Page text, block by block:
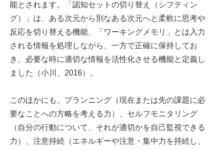
能とされます。「認知セットの切り替え（シフティン
グ）」は、ある次元から別なある次元へと柔軟に思考や
反応を切り替える機能、「ワーキングメモリ」とは入力
される情報を処理しながら、一方で正確に保持してお
き、必要な時に適切な情報を活性化させる機能と定義し
ました（小川、2016）。
このほかにも、プランニング（現在または先の課題に必
要なことへの方略を考える力）、セルフモニタリング
（自分の行動について、それが適切かを自己監視できる
力）、注意持続（エネルギーや注意・集中力を持続し、